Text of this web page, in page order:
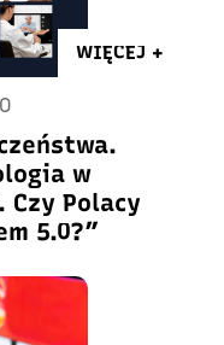
WIĘCEJ +
w
Czy Polacy
5.0?”